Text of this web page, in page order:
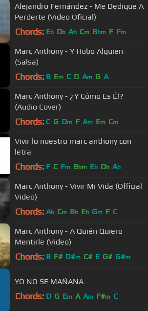
Alejandro Fernández - Me Dedique A
Perderte (Video Oficial)
Chords: Eb Db Ab Cm Bbm F Fm
Marc Anthony - Y Hubo Alguien
(Salsa)
Chords: B Em C D Am G A
Marc Anthony - ¿Y Cómo Es Él?
(Audio Cover)
Chords: C G Dm F Am Em Cm
Vivir lo nuestro marc anthony con
letra
Chords: F C Fm Bbm Eb Db Ab
Marc Anthony - Vivir Mi Vida (Official
Video)
Chords: Ab Cm Bb Eb Gm F C
Marc Anthony - A Quién Quiero
Mentirle (Video)
Chords: B F# D#m C# E G# G#m
YO NO SE MAÑANA
Chords: D G Em A Am F#m C